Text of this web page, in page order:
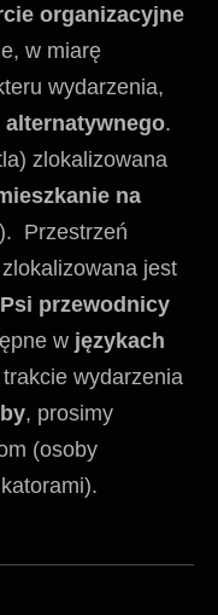
organizacyjne
w miarę
wydarzenia,
.
zlokalizowana
na
). Przestrzeń
jest
Psi przewodnicy
w językach
wydarzenia
, prosimy
(osoby